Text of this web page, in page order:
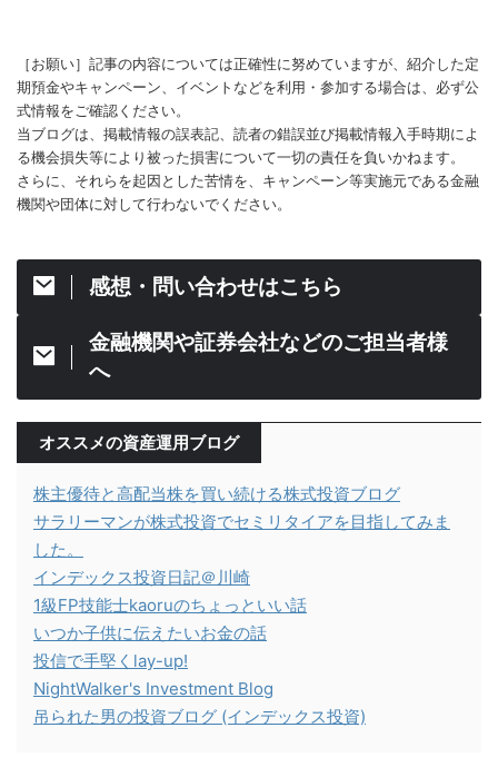
［お願い］記事の内容については正確性に努めていますが、紹介した定
期預金やキャンペーン、イベントなどを利用・参加する場合は、必ず公
式情報をご確認ください。
当ブログは、掲載情報の誤表記、読者の錯誤並び掲載情報入手時期によ
る機会損失等により被った損害について一切の責任を負いかねます。
さらに、それらを起因とした苦情を、キャンペーン等実施元である金融
機関や団体に対して行わないでください。
感想・問い合わせはこちら
金融機関や証券会社などのご担当者様
へ
オススメの資産運用ブログ
株主優待と高配当株を買い続ける株式投資ブログ
サラリーマンが株式投資でセミリタイアを目指してみま
した。
インデックス投資日記＠川崎
1級FP技能士kaoruのちょっといい話
いつか子供に伝えたいお金の話
投信で手堅くlay-up!
NightWalker's Investment Blog
吊られた男の投資ブログ (インデックス投資)